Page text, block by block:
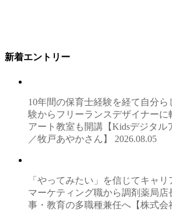
新着エントリー
10年間の保育士経験を経て自分
験からフリーランスデザイナーに
アート教室も開講【Kidsデジタル
／牧戸あやかさん】 2026.08.05
「やってみたい」を信じてキャ
マーケティング職から調剤薬局店
事・教育の多職種兼任へ【株式会